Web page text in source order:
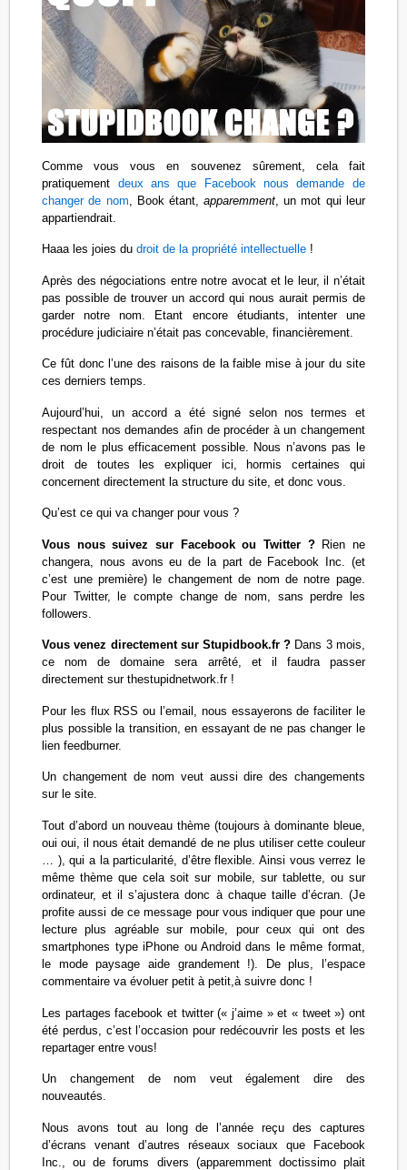
Comme vous vous en souvenez sûrement, cela fait
pratiquement deux ans que Facebook nous demande de
changer de nom , Book étant,apparemment , un mot qui leur
appartiendrait.
Haaa les joies dudroit de la propriété intellectuelle !
Après des négociations entre notre avocat et le leur, il n’était
pas possible de trouver un accord qui nous aurait permis de
garder notre nom. Etant encore étudiants, intenter une
procédure judiciaire n’était pas concevable, financièrement.
Ce fût donc l’une des raisons de la faible mise à jour du site
ces derniers temps.
Aujourd’hui, un accord a été signé selon nos termes et
respectant nos demandes afin de procéder à un changement
de nom le plus efficacement possible. Nous n’avons pas le
droit de toutes les expliquer ici, hormis certaines qui
concernent directement la structure du site, et donc vous.
Qu’est ce qui va changer pour vous ?
Vous nous suivez sur Facebook ou Twitter ?Rien ne
changera, nous avons eu de la part de Facebook Inc. (et
c’est une première) le changement de nom de notre page.
Pour Twitter, le compte change de nom, sans perdre les
followers.
Vous venez directement sur Stupidbook.fr ? Dans 3 mois,
ce nom de domaine sera arrêté, et il faudra passer
directement sur thestupidnetwork.fr !
Pour les flux RSS ou l’email, nous essayerons de faciliter le
plus possible la transition, en essayant de ne pas changer le
lien feedburner.
Un changement de nom veut aussi dire des changements
sur le site.
Tout d’abord un nouveau thème (toujours à dominante bleue,
oui oui, il nous était demandé de ne plus utiliser cette couleur
… ), qui a la particularité, d’être flexible. Ainsi vous verrez le
même thème que cela soit sur mobile, sur tablette, ou sur
ordinateur, et il s’ajustera donc à chaque taille d’écran. (Je
profite aussi de ce message pour vous indiquer que pour une
lecture plus agréable sur mobile, pour ceux qui ont des
smartphones type iPhone ou Android dans le même format,
le mode paysage aide grandement !). De plus, l’espace
commentaire va évoluer petit à petit,à suivre donc !
Les partages facebook et twitter (« j’aime » et « tweet ») ont
été perdus, c’est l’occasion pour redécouvrir les posts et les
repartager entre vous!
Un changement de nom veut également dire des
nouveautés.
Nous avons tout au long de l’année reçu des captures
d’écrans venant d’autres réseaux sociaux que Facebook
Inc., ou de forums divers (apparemment doctissimo plait